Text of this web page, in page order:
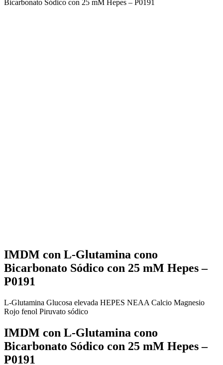
Bicarbonato Sódico con 25 mM Hepes – P0191
IMDM con L-Glutamina cono
Bicarbonato Sódico con 25 mM Hepes –
P0191
L-Glutamina Glucosa elevada HEPES NEAA Calcio Magnesio
Rojo fenol Piruvato sódico
IMDM con L-Glutamina cono
Bicarbonato Sódico con 25 mM Hepes –
P0191